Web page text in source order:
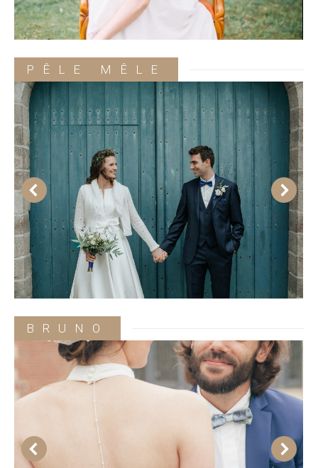
PÊLE MÊLE
BRUNO